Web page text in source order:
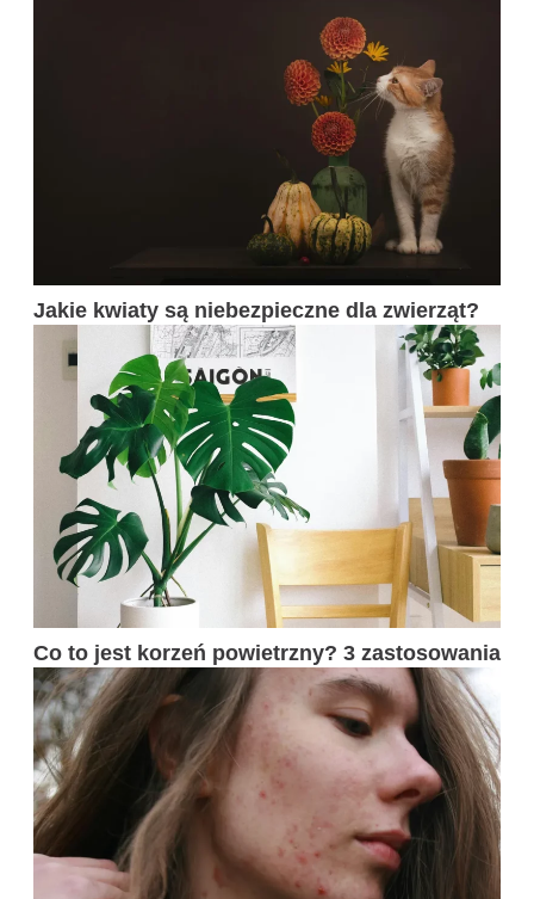
Jakie kwiaty są niebezpieczne dla zwierząt?
Co to jest korzeń powietrzny? 3 zastosowania